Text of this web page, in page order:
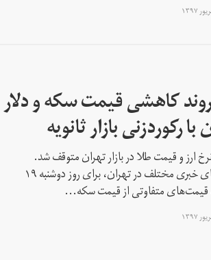
کاهشی قیمت سکه و دلار
رکوردزنی بازار ثانویه
ارز و قیمت طلا در بازار تهران متوقف شد.
وب‌سایت‌های خبری مختلف در تهران، برای روز دوشنبه ۱۹
قیمت‌های متفاوتی از قیمت سکه...